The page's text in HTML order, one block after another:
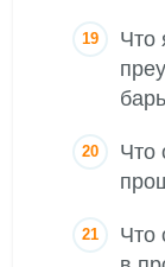
Что
Что
Что